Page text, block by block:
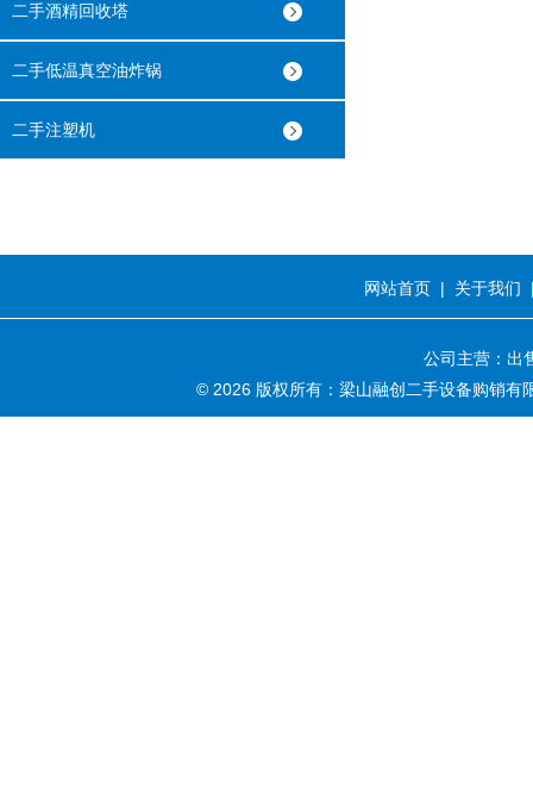
二手酒精回收塔
二手低温真空油炸锅
二手注塑机
网站首页 | 关于我们
公司主营：出
© 2026 版权所有：梁山融创二手设备购销